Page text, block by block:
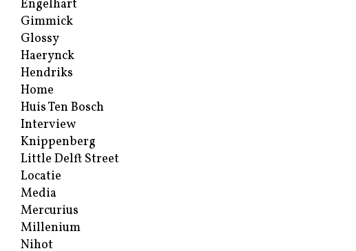
Engelhart
Gimmick
Glossy
Haerynck
Hendriks
Home
Huis Ten Bosch
Interview
Knippenberg
Little Delft Street
Locatie
Media
Mercurius
Millenium
Nihot